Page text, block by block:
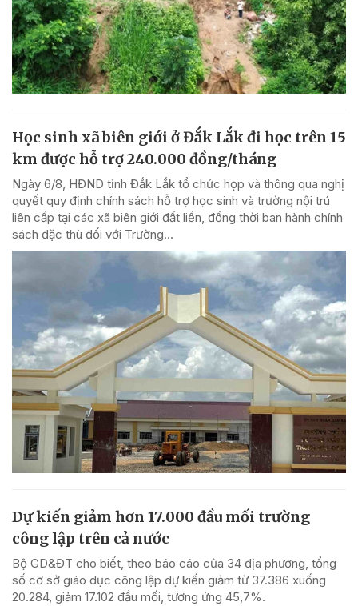
Học sinh xã biên giới ở Đắk Lắk đi học trên 15
km được hỗ trợ 240.000 đồng/tháng
Ngày 6/8, HĐND tỉnh Đắk Lắk tổ chức họp và thông qua nghị
quyết quy định chính sách hỗ trợ học sinh và trường nội trú
liên cấp tại các xã biên giới đất liền, đồng thời ban hành chính
sách đặc thù đối với Trường...
Dự kiến giảm hơn 17.000 đầu mối trường
công lập trên cả nước
Bộ GD&ĐT cho biết, theo báo cáo của 34 địa phương, tổng
số cơ sở giáo dục công lập dự kiến giảm từ 37.386 xuống
20.284, giảm 17.102 đầu mối, tương ứng 45,7%.